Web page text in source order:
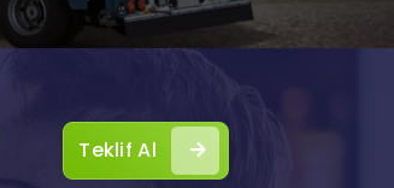
Teklif Al